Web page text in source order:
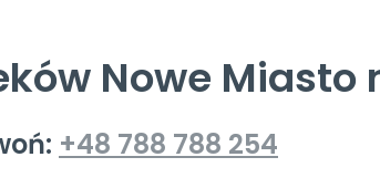
Nowe Miasto
+48 788 788 254